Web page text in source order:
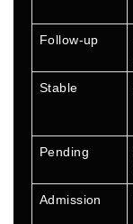
Follow-up
Stable
Pending
Admission